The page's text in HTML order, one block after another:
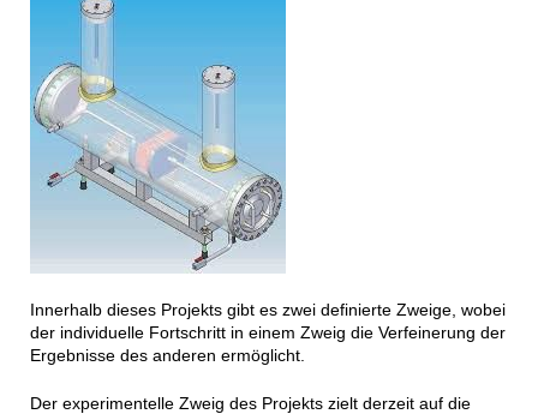
Innerhalb dieses Projekts gibt es zwei definierte Zweige, wobei
der individuelle Fortschritt in einem Zweig die Verfeinerung der
Ergebnisse des anderen ermöglicht.
Der experimentelle Zweig des Projekts zielt derzeit auf die